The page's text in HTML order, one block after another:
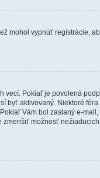
mohol vypnúť registrácie,
Pokiaľ je povolená
byť aktivovaný. Niektoré
Vám bol zaslaný e-
možnosť